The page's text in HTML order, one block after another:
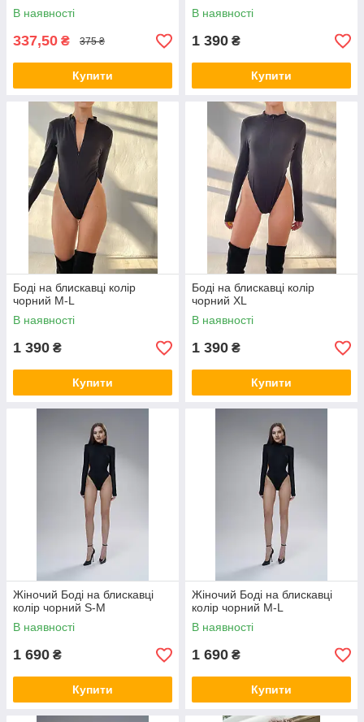
В наявності
337,50 ₴ 375 ₴
Купити
В наявності
1 390 ₴
Купити
Боді на блискавці колір
чорний M-L
В наявності
1 390 ₴
Купити
Боді на блискавці колір
чорний XL
В наявності
1 390 ₴
Купити
Жіночий Боді на блискавці
колір чорний S-M
В наявності
1 690 ₴
Купити
Жіночий Боді на блискавці
колір чорний M-L
В наявності
1 690 ₴
Купити